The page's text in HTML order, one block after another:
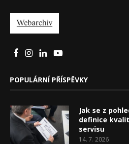
POPULÁRNÍ PŘÍSPĚVKY
Jak se z
definice
servisu
14. 7. 2026